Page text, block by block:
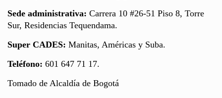
Sede administrativa: Carrera 10 #26-51 Piso 8, Torre
Sur, Residencias Tequendama.
Super CADES: Manitas, Américas y Suba.
Teléfono: 601 647 71 17.
Tomado de Alcaldía de Bogotá